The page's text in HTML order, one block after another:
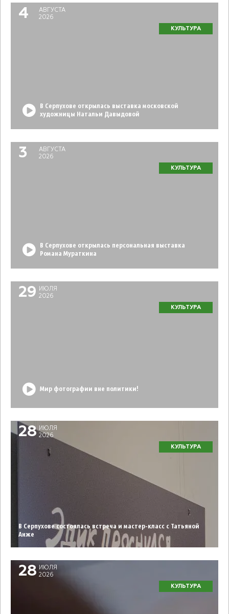
4
АВГУСТА
2026
КУЛЬТУРА
В Серпухове открылась выставка московской
художницы Натальи Давыдовой
3
АВГУСТА
2026
КУЛЬТУРА
В Серпухове открылась персональная выставка
Романа Мураткина
29
ИЮЛЯ
2026
КУЛЬТУРА
Мир фотографии вне политики!
28 ИЮЛЯ
2026
КУЛЬТУРА
В Серпухове состоялась встреча и мастер-класс с Татьяной
Анже
28 ИЮЛЯ
2026
КУЛЬТУРА